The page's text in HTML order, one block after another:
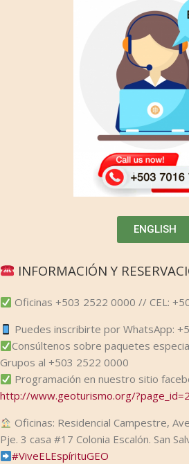
ENGLISH
INFORMACIÓN Y
Oficinas +503 2522 0000 // CEL:
Puedes inscribirte por WhatsApp:
Consúltenos sobre paquetes
Grupos al +503 2522 0000
Programación en nuestro sitio
http://www.geoturismo.org/
Oficinas: Residencial Campestre,
Pje. 3 casa #17 Colonia Escalón. San
#ViveELEspírituGEO